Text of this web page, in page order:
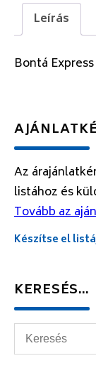
Leírás
Bontá
Az
listához és
Tovább az
Készítse el
KERESÉS…